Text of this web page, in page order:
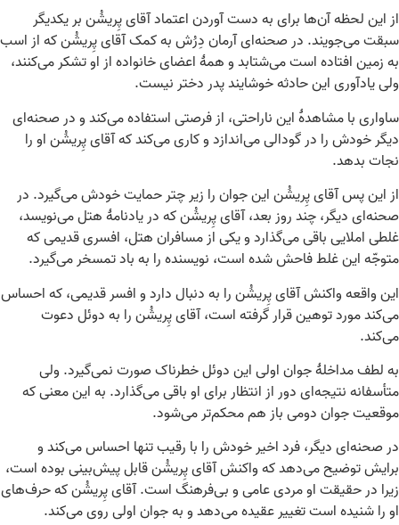
از این لحظه آن‌ها برای به دست آوردن اعتماد آقای پِریشُن بر یکدیگر
سبقت می‌جویند. در صحنه‌ای آرمان دِرُش به کمک آقای پِریشُن که از اسب
به زمین افتاده است می‌شتابد و همهٔ اعضای خانواده از او تشکر می‌کنند،
ولی یادآوری این حادثه خوشایند پدر دختر نیست.
ساواری با مشاهدهٔ این ناراحتی، از فرصتی استفاده می‌کند و در صحنه‌ای
دیگر خودش را در گودالی می‌اندازد و کاری می‌کند که آقای پِریشُن او را
نجات بدهد.
از این پس آقای پِریشُن این جوان را زیر چتر حمایت خودش می‌گیرد. در
صحنه‌ای دیگر، چند روز بعد، آقای پِریشُن که در یادنامهٔ هتل می‌نویسد،
غلطی املایی باقی می‌گذارد و یکی از مسافران هتل، افسری قدیمی که
متوجّه این غلط فاحش شده است، نویسنده را به باد تمسخر می‌گیرد.
این واقعه واکنش آقای پِریشُن را به دنبال دارد و افسر قدیمی، که احساس
می‌کند مورد توهین قرار گرفته است، آقای پِریشُن را به دوئل دعوت
می‌کند.
به لطف مداخلهٔ جوان اولی این دوئل خطرناک صورت نمی‌گیرد. ولی
متأسفانه نتیجه‌ای دور از انتظار برای او باقی می‌گذارد. به این معنی که
موقعیت جوان دومی باز هم محکم‌تر می‌شود.
در صحنه‌ای دیگر، فرد اخیر خودش را با رقیب تنها احساس می‌کند و
برایش توضیح می‌دهد که واکنش آقای پِریشُن قابل پیش‌بینی بوده است،
زیرا در حقیقت او مردی عامی و بی‌فرهنگ است. آقای پِریشُن که حرف‌های
او را شنیده است تغییر عقیده می‌دهد و به جوان اولی روی می‌کند.